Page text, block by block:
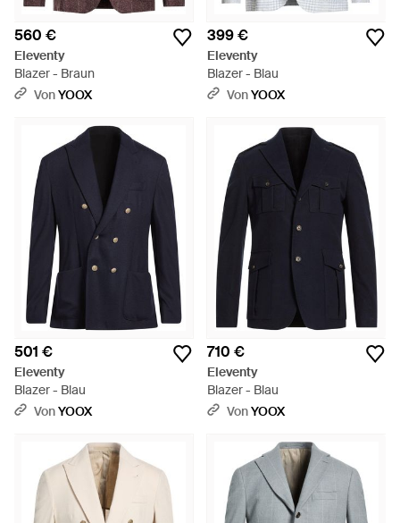
560 €
Eleventy
Blazer - Braun
VonYOOX
399 €
Eleventy
Blazer - Blau
VonYOOX
501 €
Eleventy
Blazer - Blau
VonYOOX
710 €
Eleventy
Blazer - Blau
VonYOOX